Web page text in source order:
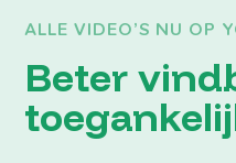
ALLE VIDEO’S NU OP
Beter